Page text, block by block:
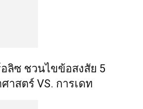
ลิซ ชวนไขข้อสงสัย 5
าสตร์ VS. การเดท